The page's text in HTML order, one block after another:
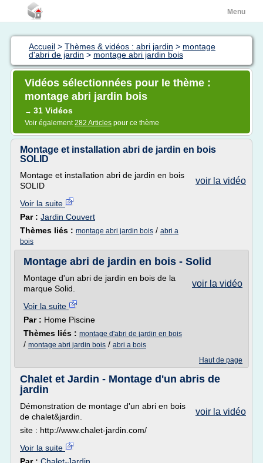
Menu
Accueil > Thèmes & vidéos : abri jardin > montage
d'abri de jardin > montage abri jardin bois
Vidéos sélectionnées pour le thème :
montage abri jardin bois
→ 31 Vidéos
Voir également282 Articles pour ce thème
Montage et installation abri de jardin en bois
SOLID
voir la vidéo
Montage et installation abri de jardin en bois
SOLID
Voir la suite
Par : Jardin Couvert
Thèmes liés : montage abri jardin bois / abri a
bois
Montage abri de jardin en bois - Solid
voir la vidéo
Montage d'un abri de jardin en bois de la
marque Solid.
Voir la suite
Par : Home Piscine
Thèmes liés : montage d'abri de jardin en bois
/ montage abri jardin bois / abri a bois
Haut de page
Chalet et Jardin - Montage d'un abris de
jardin
voir la vidéo
Démonstration de montage d'un abri en bois
de chalet&jardin.
site : http://www.chalet-jardin.com/
Voir la suite